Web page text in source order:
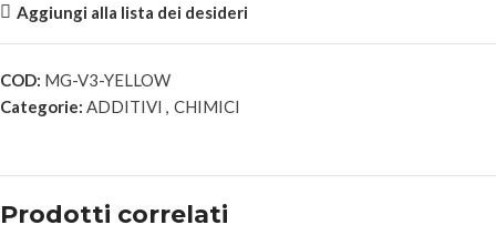
Aggiungi alla lista dei desideri
COD: MG-V3-YELLOW
Categorie: ADDITIVI , CHIMICI
Prodotti correlati